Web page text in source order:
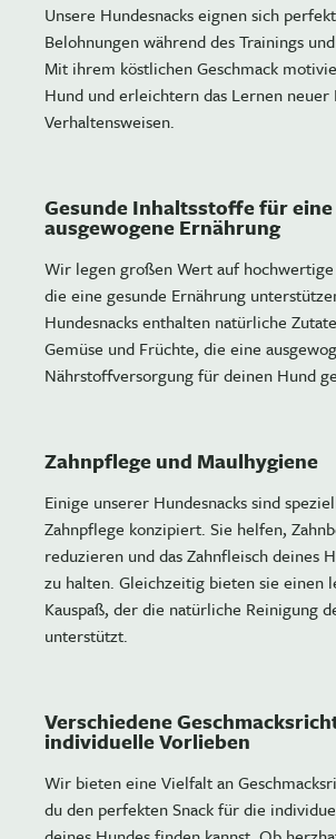
Unsere Hundesnacks eignen sich
Belohnungen während des Trainings
Mit ihrem köstlichen Geschmack
Hund und erleichtern das Lernen neuer
Verhaltensweisen.
Gesunde Inhaltsstoffe für eine
ausgewogene Ernährung
Wir legen großen Wert auf
die eine gesunde Ernährung
Hundesnacks enthalten natürliche
Gemüse und Früchte, die eine
Nährstoffversorgung für deinen Hund
Zahnpflege und Maulhygiene
Einige unserer Hundesnacks sind
Zahnpflege konzipiert. Sie helfen,
reduzieren und das Zahnfleisch deines
zu halten. Gleichzeitig bieten sie einen
Kauspaß, der die natürliche Reinigung
unterstützt.
Verschiedene
individuelle Vorlieben
Wir bieten eine Vielfalt an
du den perfekten Snack für die